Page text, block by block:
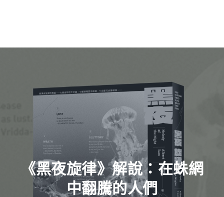
《黑夜旋律》解說：在蛛網
中翻騰的人們